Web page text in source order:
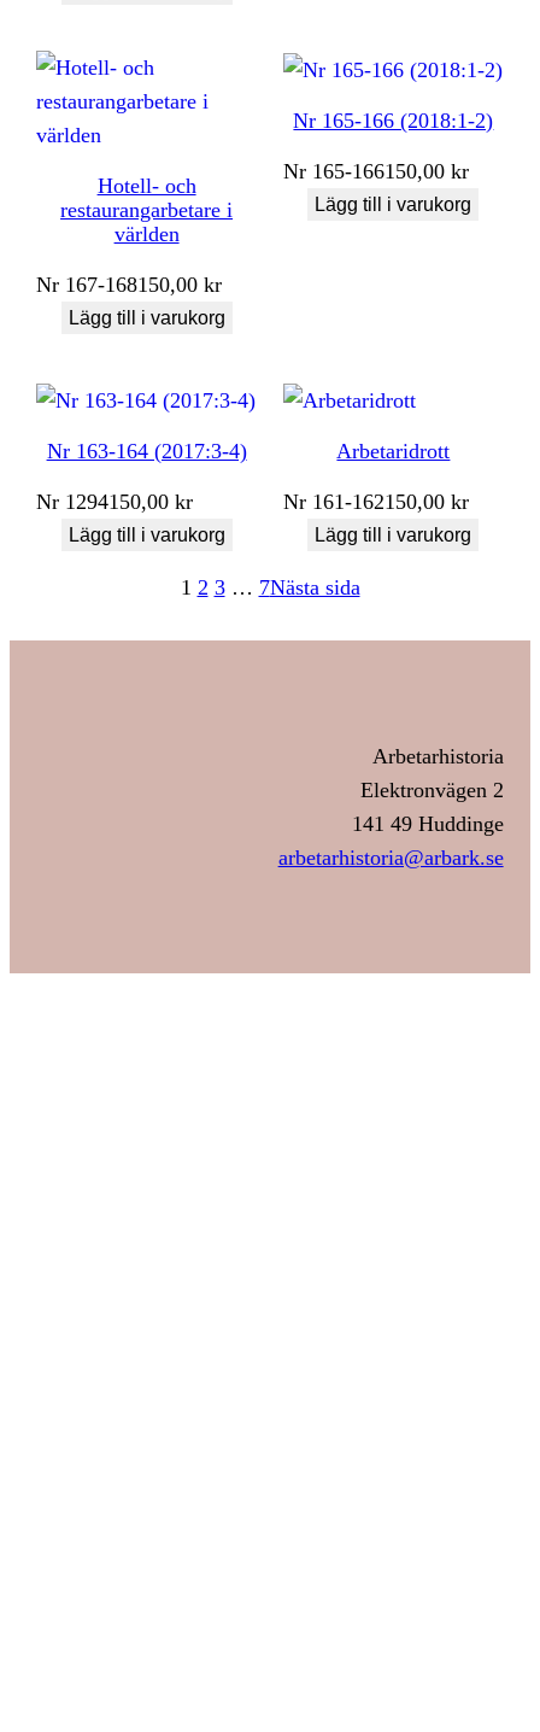
Hotell- och
restaurangarbetare i
världen
Nr 167-168150,00kr
Lägg till i varukorg
Nr 165-166 (2018:1-2)
Nr 165-166150,00kr
Lägg till i varukorg
Nr 163-164 (2017:3-4)
Nr 1294150,00kr
Lägg till i varukorg
Arbetaridrott
Nr 161-162150,00kr
Lägg till i varukorg
1 2 3 … 7Nästa sida
Arbetarhistoria
Elektronvägen 2
141 49 Huddinge
arbetarhistoria@arbark.se